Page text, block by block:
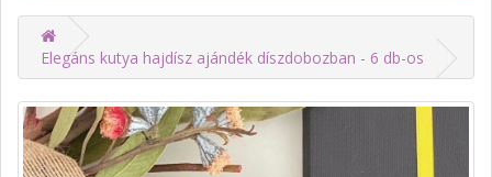
Elegáns kutya hajdísz ajándék díszdobozban - 6 db-os